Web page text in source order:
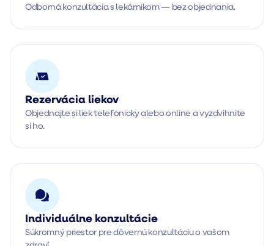
Odborná konzultácia s lekárnikom — bez objednania.
Rezervácia liekov
Objednajte si liek telefonicky alebo online a vyzdvihnite
si ho.
Individuálne konzultácie
Súkromný priestor pre dôvernú konzultáciu o vašom